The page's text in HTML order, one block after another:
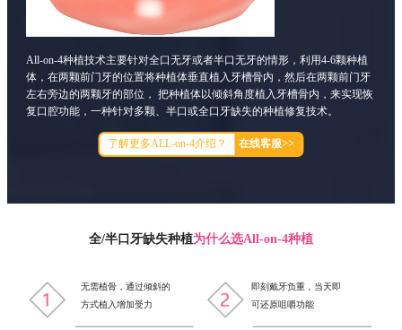
All-on-4种植技术主要针对全口无牙或者半口无牙的情形，利用4-6颗种植
体，在两颗前门牙的位置将种植体垂直植入牙槽骨内，然后在两颗前门牙
左右旁边的两颗牙的部位， 把种植体以倾斜角度植入牙槽骨内，来实现恢
复口腔功能，一种针对多颗、半口或全口牙缺失的种植修复技术。
了解更多ALL-on-4介绍？ 在线客服>>
全/半口牙缺失种植为什么选All-on-4种植
无需植骨，通过倾斜的
方式植入增加受力
即刻戴牙负重，当天即
可还原咀嚼功能